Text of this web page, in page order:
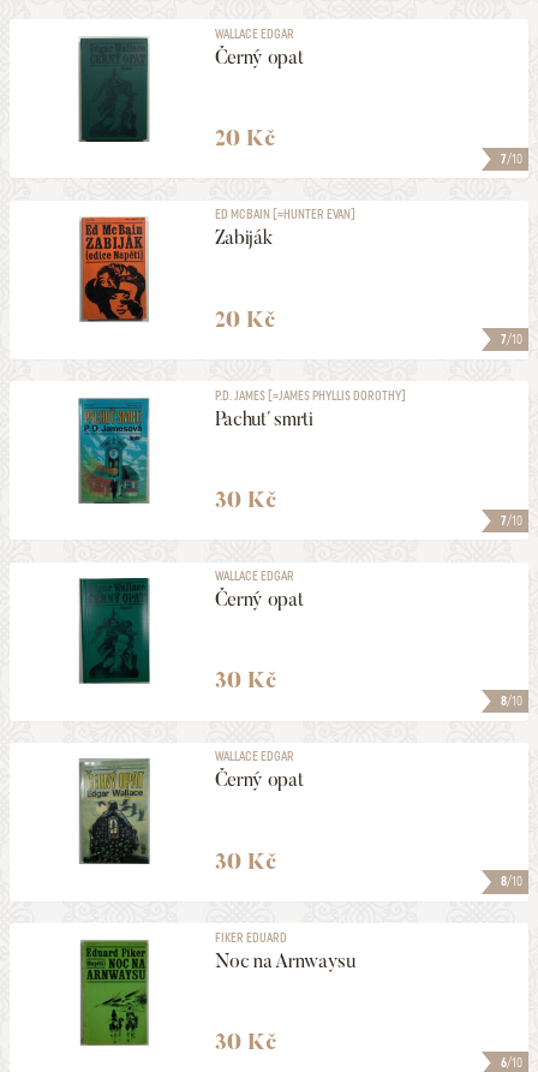
7/10
WALLACE EDGAR
Černý opat
20 Kč
7/10
ED MCBAIN [=HUNTER EVAN]
Zabiják
20 Kč
7/10
P.D. JAMES [=JAMES PHYLLIS DOROTHY]
Pachuť smrti
30 Kč
8/10
WALLACE EDGAR
Černý opat
30 Kč
8/10
WALLACE EDGAR
Černý opat
30 Kč
6/10
FIKER EDUARD
Noc na Arnwaysu
30 Kč